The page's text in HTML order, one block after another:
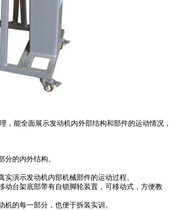
能全面展示发动机内外部结构和部件的运动情况，
的内外结构。
演示发动机内部机械部件的运动过程。
动台架底部带有自锁脚轮装置，可移动式，方便教
的每一部分，也便于拆装实训。